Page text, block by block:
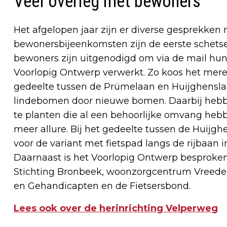
Het afgelopen jaar zijn er diverse
bewonersbijeenkomsten zijn de eerste
bewoners zijn uitgenodigd om via de mail
Voorlopig Ontwerp verwerkt. Zo koos het
gedeelte tussen de Prümelaan en
lindebomen door nieuwe bomen. Daarbij
te planten die al een behoorlijke omvang
meer allure. Bij het gedeelte tussen de
voor de variant met fietspad langs de rijbaan
Daarnaast is het Voorlopig Ontwerp
Stichting Bronbeek, woonzorgcentrum
en Gehandicapten en de Fietsersbond.
Lees ook over de herinrichting Velperweg